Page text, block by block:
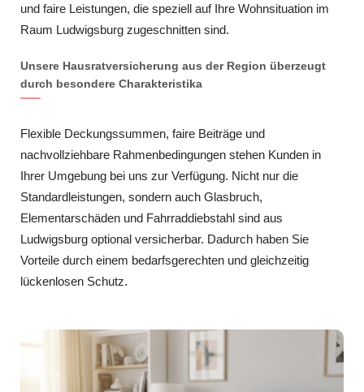
und faire Leistungen, die speziell auf Ihre Wohnsituation im
Raum Ludwigsburg zugeschnitten sind.
Unsere Hausratversicherung aus der Region überzeugt
durch besondere Charakteristika
Flexible Deckungssummen, faire Beiträge und
nachvollziehbare Rahmenbedingungen stehen Kunden in
Ihrer Umgebung bei uns zur Verfügung. Nicht nur die
Standardleistungen, sondern auch Glasbruch,
Elementarschäden und Fahrraddiebstahl sind aus
Ludwigsburg optional versicherbar. Dadurch haben Sie
Vorteile durch einem bedarfsgerechten und gleichzeitig
lückenlosen Schutz.